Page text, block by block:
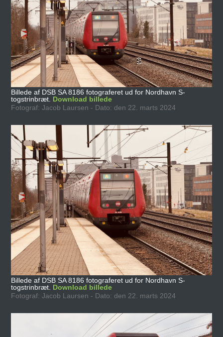
Billede af DSB SA 8186 fotograferet ud for Nordhavn S-
togstrinbræt. Download billede
Fotograf: Jacob Laursen - Dato: den 22. marts 2024
Billede af DSB SA 8186 fotograferet ud for Nordhavn S-
togstrinbræt. Download billede
Fotograf: Jacob Laursen - Dato: den 22. marts 2024